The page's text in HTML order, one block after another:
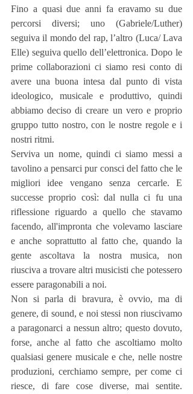
Fino a quasi due anni fa eravamo su due
percorsi diversi; uno (Gabriele/Luther)
seguiva il mondo del rap, l’altro (Luca/ Lava
Elle) seguiva quello dell’elettronica. Dopo le
prime collaborazioni ci siamo resi conto di
avere una buona intesa dal punto di vista
ideologico, musicale e produttivo, quindi
abbiamo deciso di creare un vero e proprio
gruppo tutto nostro, con le nostre regole e i
nostri ritmi.
Serviva un nome, quindi ci siamo messi a
tavolino a pensarci pur consci del fatto che le
migliori idee vengano senza cercarle. E
successe proprio così: dal nulla ci fu una
riflessione riguardo a quello che stavamo
facendo, all'impronta che volevamo lasciare
e anche soprattutto al fatto che, quando la
gente ascoltava la nostra musica, non
riusciva a trovare altri musicisti che potessero
essere paragonabili a noi.
Non si parla di bravura, è ovvio, ma di
genere, di sound, e noi stessi non riuscivamo
a paragonarci a nessun altro; questo dovuto,
forse, anche al fatto che ascoltiamo molto
qualsiasi genere musicale e che, nelle nostre
produzioni, cerchiamo sempre, per come ci
riesce, di fare cose diverse, mai sentite.